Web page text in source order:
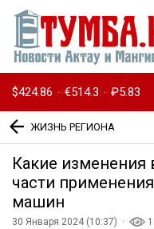
$424.86 · €514.3 · ₽5.83
ЖИЗНЬ РЕГИОНА
Какие изменения
части
машин
30 Января 2024 (10:37) ·